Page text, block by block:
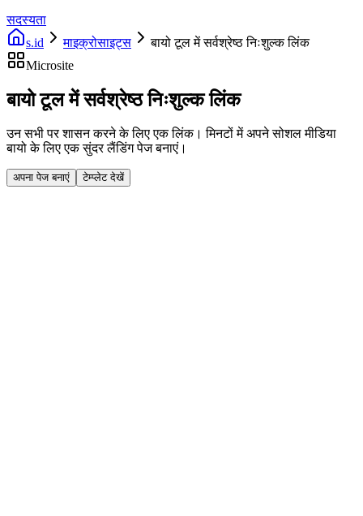
सदस्यता
s.id
माइक्रोसाइट्स
बायो टूल में सर्वश्रेष्ठ निःशुल्क लिंक
Microsite
बायो टूल में सर्वश्रेष्ठ निःशुल्क लिंक
उन सभी पर शासन करने के लिए एक लिंक। मिनटों में अपने सोशल मीडिया
बायो के लिए एक सुंदर लैंडिंग पेज बनाएं।
अपना पेज बनाएं टेम्प्लेट देखें